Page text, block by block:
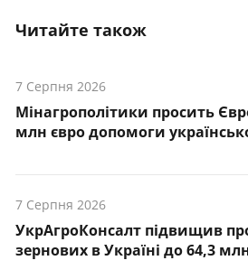
Читайте також
7 Серпня 2026
Мінагрополітики просить
млн євро допомоги
7 Серпня 2026
УкрАгроКонсалт підвищив
зернових в Україні до 64,3